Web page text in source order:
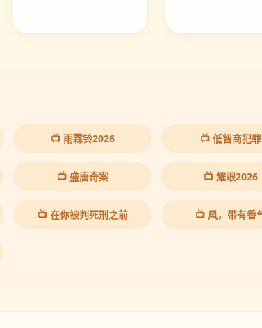
📺 雨霖铃2026 📺 低智商犯罪
📺 盛唐奇案 📺 耀眼2026